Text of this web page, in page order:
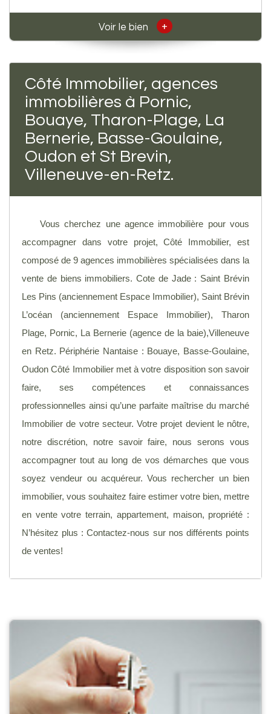
Voir le bien +
Côté Immobilier, agences
immobilières à Pornic,
Bouaye, Tharon-Plage, La
Bernerie, Basse-Goulaine,
Oudon et St Brevin,
Villeneuve-en-Retz.
Vous cherchez une agence immobilière pour vous
accompagner dans votre projet, Côté Immobilier, est
composé de 9 agences immobilières spécialisées dans la
vente de biens immobiliers. Cote de Jade : Saint Brévin
Les Pins (anciennement Espace Immobilier), Saint Brévin
L’océan (anciennement Espace Immobilier), Tharon
Plage, Pornic, La Bernerie (agence de la baie),Villeneuve
en Retz. Périphérie Nantaise : Bouaye, Basse-Goulaine,
Oudon Côté Immobilier met à votre disposition son savoir
faire, ses compétences et connaissances
professionnelles ainsi qu’une parfaite maîtrise du marché
Immobilier de votre secteur. Votre projet devient le nôtre,
notre discrétion, notre savoir faire, nous serons vous
accompagner tout au long de vos démarches que vous
soyez vendeur ou acquéreur. Vous rechercher un bien
immobilier, vous souhaitez faire estimer votre bien, mettre
en vente votre terrain, appartement, maison, propriété :
N’hésitez plus : Contactez-nous sur nos différents points
de ventes!